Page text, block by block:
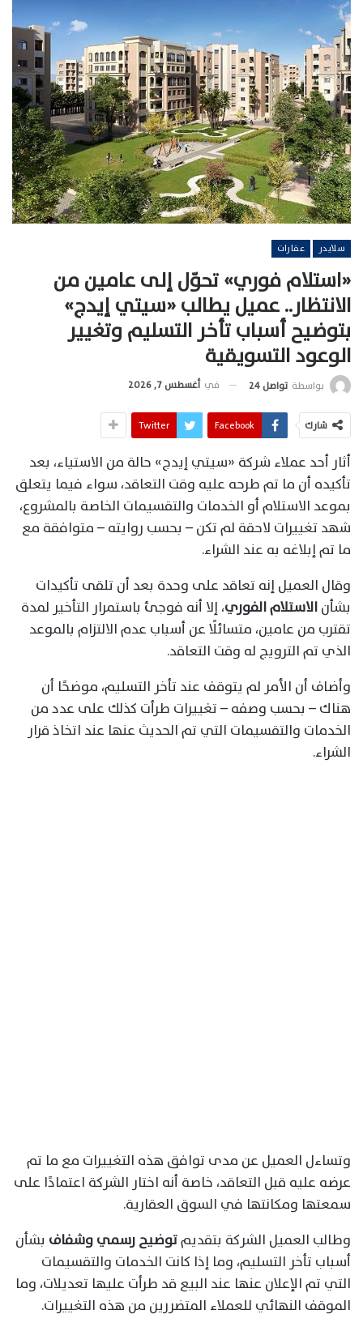
سلايدر عقارات
«استلام فوري» تحوّل إلى عامين من
الانتظار.. عميل يطالب «سيتي إيدج»
بتوضيح أسباب تأخر التسليم وتغيير
الوعود التسويقية
بواسطة تواصل 24 في أغسطس 7, 2026
شارك Facebook
Twitter
أثار أحد عملاء شركة «سيتي إيدج» حالة من الاستياء، بعد
تأكيده أن ما تم طرحه عليه وقت التعاقد، سواء فيما يتعلق
بموعد الاستلام أو الخدمات والتقسيمات الخاصة بالمشروع،
شهد تغييرات لاحقة لم تكن – بحسب روايته – متوافقة مع
ما تم إبلاغه به عند الشراء.
وقال العميل إنه تعاقد على وحدة بعد أن تلقى تأكيدات
بشأنالاستلام الفوري، إلا أنه فوجئ باستمرار التأخير لمدة
تقترب من عامين، متسائلًا عن أسباب عدم الالتزام بالموعد
الذي تم الترويج له وقت التعاقد.
وأضاف أن الأمر لم يتوقف عند تأخر التسليم، موضحًا أن
هناك – بحسب وصفه – تغييرات طرأت كذلك على عدد من
الخدمات والتقسيمات التي تم الحديث عنها عند اتخاذ قرار
الشراء.
وتساءل العميل عن مدى توافق هذه التغييرات مع ما تم
عرضه عليه قبل التعاقد، خاصة أنه اختار الشركة اعتمادًا على
سمعتها ومكانتها في السوق العقارية.
وطالب العميل الشركة بتقديمتوضيح رسمي وشفاف بشأن
أسباب تأخر التسليم، وما إذا كانت الخدمات والتقسيمات
التي تم الإعلان عنها عند البيع قد طرأت عليها تعديلات، وما
الموقف النهائي للعملاء المتضررين من هذه التغييرات.